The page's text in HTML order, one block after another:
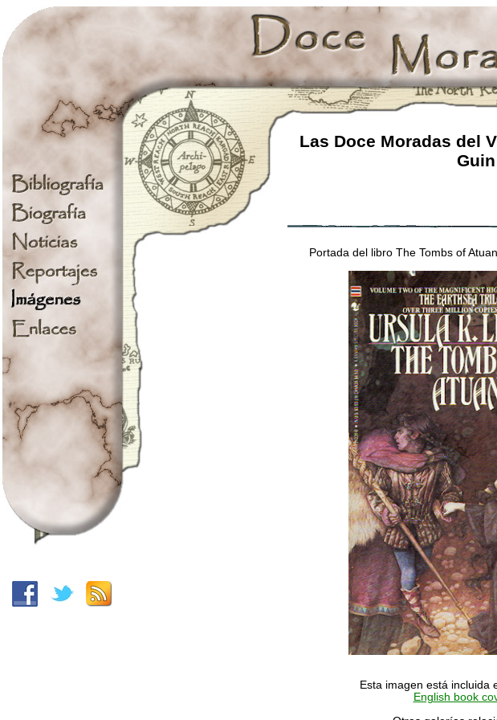
Las Doce Moradas del
Guin
Portada del libro The Tombs of
Esta imagen está incluida
English book